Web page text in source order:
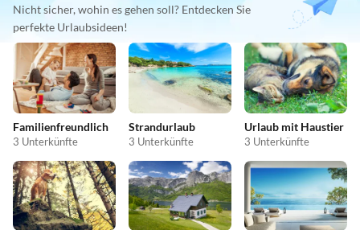
Nicht sicher, wohin es gehen soll? Entdecken Sie
perfekte Urlaubsideen!
Familienfreundlich
3 Unterkünfte
Strandurlaub
3 Unterkünfte
Urlaub mit Haustier
3 Unterkünfte